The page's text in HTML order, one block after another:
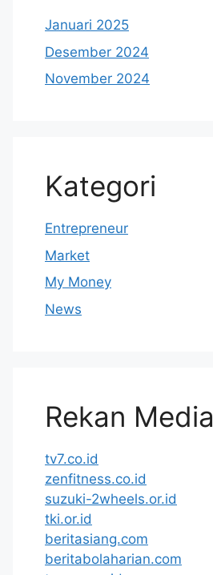
Januari 2025
Desember 2024
November 2024
Kategori
Entrepreneur
Market
My Money
News
Rekan Media
tv7.co.id
zenfitness.co.id
suzuki-2wheels.or.id
tki.or.id
beritasiang.com
beritabolaharian.com